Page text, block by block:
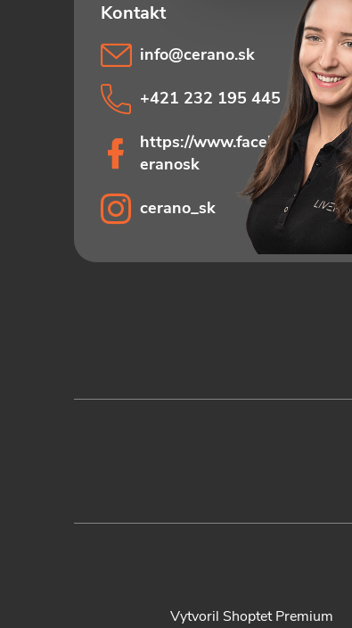
info@cerano.sk
+421 232 195 445
https://www.facebook.com/c
eranosk
cerano_sk
Vytvoril Shoptet Premium